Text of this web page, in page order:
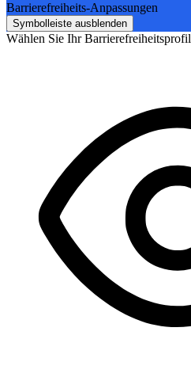
Barrierefreiheits-Anpassungen
Symbolleiste ausblenden
Wählen Sie Ihr Barrierefreiheitsprofil